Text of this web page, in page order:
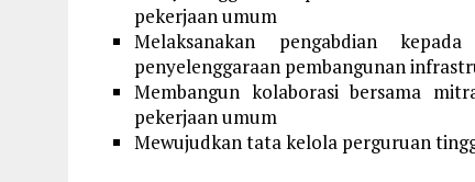
pekerjaan umum
Melaksanakan pengabdian
penyelenggaraan pembangunan
Membangun kolaborasi bersama
pekerjaan umum
Mewujudkan tata kelola perguruan